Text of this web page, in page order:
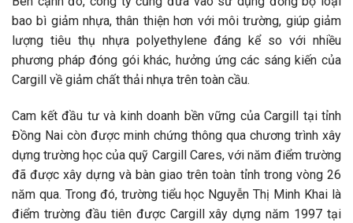
bao bì giảm nhựa, thân thiện hơn với môi trường, giúp giảm
lượng tiêu thụ nhựa polyethylene đáng kể so với nhiều
phương pháp đóng gói khác, hưởng ứng các sáng kiến của
Cargill về giảm chất thải nhựa trên toàn cầu.
Cam kết đầu tư và kinh doanh bền vững của Cargill tại tỉnh
Đồng Nai còn được minh chứng thông qua chương trình xây
dựng trường học của quỹ Cargill Cares, với năm điểm trường
đã được xây dựng và bàn giao trên toàn tỉnh trong vòng 26
năm qua. Trong đó, trường tiểu học Nguyễn Thị Minh Khai là
điểm trường đầu tiên được Cargill xây dựng năm 1997 tại